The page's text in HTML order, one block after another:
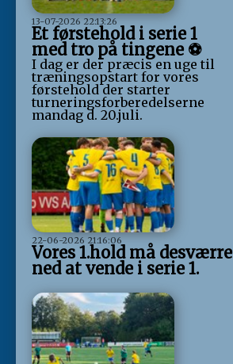
13-07-2026 22:13:26
Et førstehold i serie 1
med tro på tingene ⚽️
I dag er der præcis en uge til
træningsopstart for vores
førstehold der starter
turneringsforberedelserne
mandag d. 20.juli.
22-06-2026 21:16:06
Vores 1.hold må desværre
ned at vende i serie 1.